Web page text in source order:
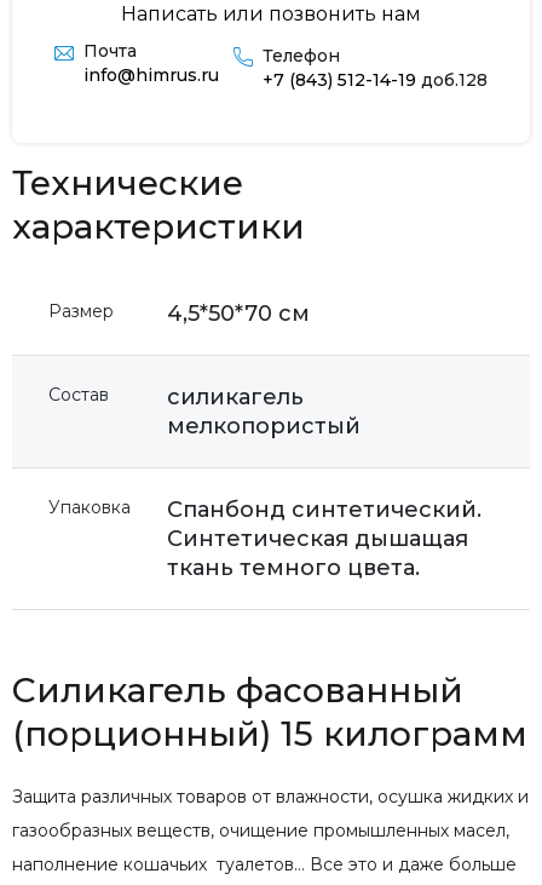
Написать или позвонить нам
Почта
info@himrus.ru
Телефон
+7 (843) 512-14-19 доб.128
Технические
характеристики
Размер 4,5*50*70 см
Состав
силикагель
мелкопористый
Упаковка
Спанбонд синтетический.
Синтетическая дышащая
ткань темного цвета.
Силикагель фасованный
(порционный) 15 килограмм
Защита различных товаров от влажности, осушка жидких и
газообразных веществ, очищение промышленных масел,
наполнение кошачьих туалетов… Все это и даже больше